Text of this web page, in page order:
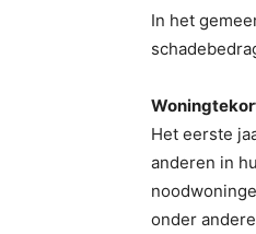
In het
Het eerste
anderen in
onder